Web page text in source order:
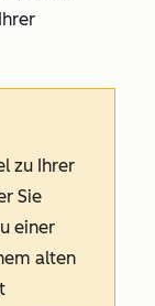
zu Ihrer
Sie
einer
alten